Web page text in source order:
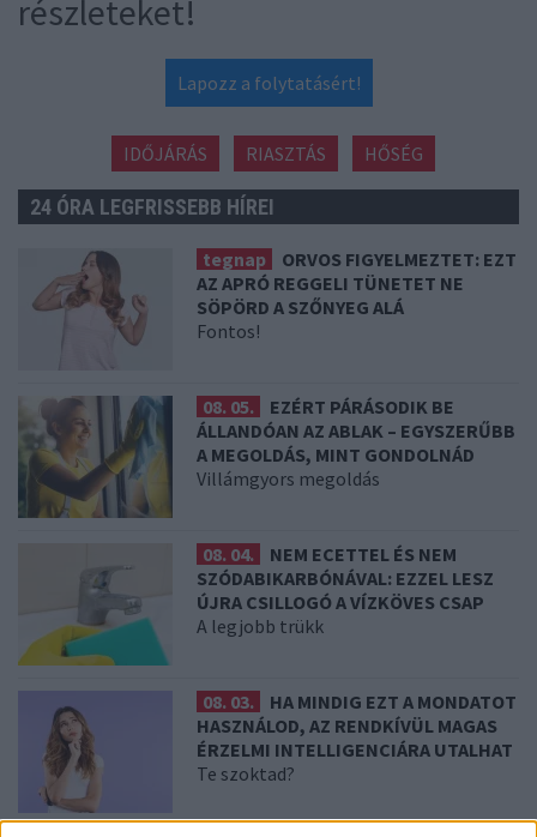
részleteket!
Lapozz a folytatásért!
IDŐJÁRÁS RIASZTÁS HŐSÉG
24 ÓRA LEGFRISSEBB HÍREI
tegnap
ORVOS FIGYELMEZTET: EZT
AZ APRÓ REGGELI TÜNETET NE
SÖPÖRD A SZŐNYEG ALÁ
Fontos!
08. 05.
EZÉRT PÁRÁSODIK BE
ÁLLANDÓAN AZ ABLAK – EGYSZERŰBB
A MEGOLDÁS, MINT GONDOLNÁD
Villámgyors megoldás
08. 04.
NEM ECETTEL ÉS NEM
SZÓDABIKARBÓNÁVAL: EZZEL LESZ
ÚJRA CSILLOGÓ A VÍZKÖVES CSAP
A legjobb trükk
08. 03.
HA MINDIG EZT A MONDATOT
HASZNÁLOD, AZ RENDKÍVÜL MAGAS
ÉRZELMI INTELLIGENCIÁRA UTALHAT
Te szoktad?